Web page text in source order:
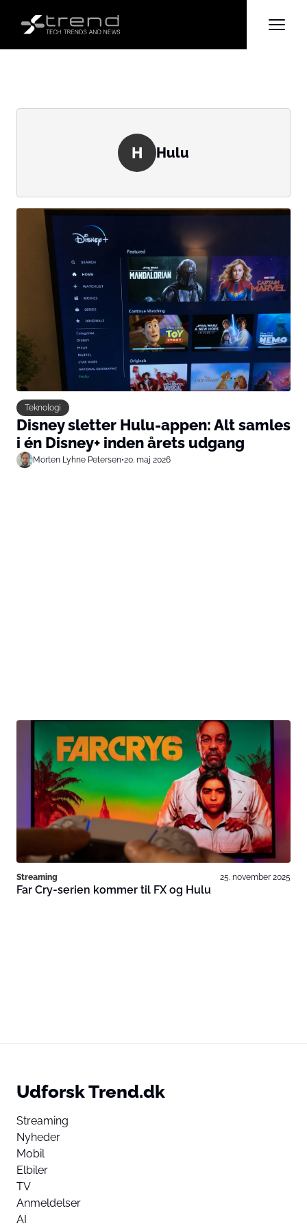
H Hulu
Teknologi
Disney sletter Hulu-appen: Alt samles
i én Disney+ inden årets udgang
Morten Lyhne Petersen•20. maj 2026
Streaming 25. november 2025
Far Cry-serien kommer til FX og Hulu
Udforsk Trend.dk
Streaming
Nyheder
Mobil
Elbiler
TV
Anmeldelser
AI